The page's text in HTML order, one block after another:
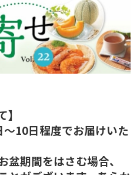
10日程度でお届けいた
期間をはさむ場合、